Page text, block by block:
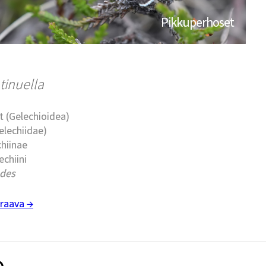
Pikkuperhoset
(Gelechioidea)
→